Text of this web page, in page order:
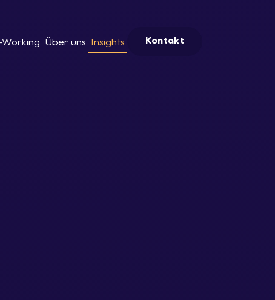
Über uns Insights Kontakt